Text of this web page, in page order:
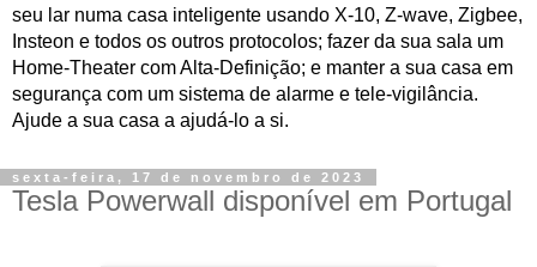
seu lar numa casa inteligente usando X-10, Z-wave, Zigbee,
Insteon e todos os outros protocolos; fazer da sua sala um
Home-Theater com Alta-Definição; e manter a sua casa em
segurança com um sistema de alarme e tele-vigilância.
Ajude a sua casa a ajudá-lo a si.
sexta-feira, 17 de novembro de 2023
Tesla Powerwall disponível em Portugal